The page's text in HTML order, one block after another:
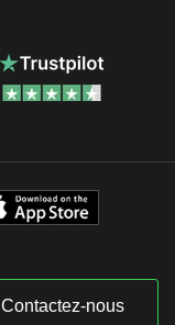
Contactez-nous